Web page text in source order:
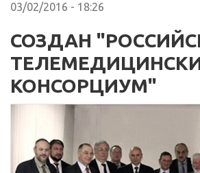
03/02/2016 - 18:26
СОЗДАН
КОНСОРЦИУМ"